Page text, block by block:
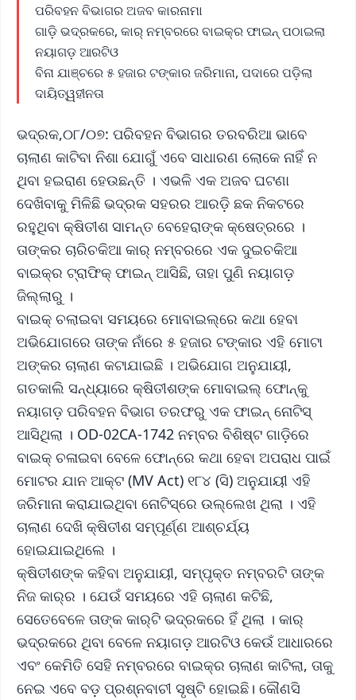
ପରିବହନ ବିଭାଗର ଅଜବ କାରନାମା
ଗାଡ଼ି ଭଦ୍ରକରେ, କାର୍‌ ନମ୍ବରରେ ବାଇକ୍‌ର ଫାଇନ୍‌ ପଠାଇଲା
ନୟାଗଡ଼ ଆରଟିଓ
ବିନା ଯାଞ୍ଚରେ ୫ ହଜାର ଟଙ୍କାର ଜରିମାନା, ପଦାରେ ପଡ଼ିଲା
ଦାୟିତ୍ୱହୀନତା
ଭଦ୍ରକ,୦୮/୦୭: ପରିବହନ ବିଭାଗର ତରବରିଆ ଭାବେ
ଚାଲାଣ କାଟିବା ନିଶା ଯୋଗୁଁ ଏବେ ସାଧାରଣ ଲୋକେ ନାହିଁ ନ
ଥିବା ହଇରାଣ ହେଉଛନ୍ତି । ଏଭଳି ଏକ ଅଜବ ଘଟଣା
ଦେଖିବାକୁ ମିଳିଛି ଭଦ୍ରକ ସହରର ଆରଡ଼ି ଛକ ନିକଟରେ
ରହୁଥିବା କ୍ଷିତୀଶ ସାମନ୍ତ ବେହେରାଙ୍କ କ୍ଷେତ୍ରରେ ।
ତାଙ୍କର ଚାରିଚକିଆ କାର୍‌ ନମ୍ବରରେ ଏକ ଦୁଇଚକିଆ
ବାଇକ୍‌ର ଟ୍ରାଫିକ୍ ଫାଇନ୍ ଆସିଛି, ତାହା ପୁଣି ନୟାଗଡ଼
ଜିଲ୍ଲାରୁ ।
ବାଇକ୍ ଚଲାଇବା ସମୟରେ ମୋବାଇଲ୍‌ରେ କଥା ହେବା
ଅଭିଯୋଗରେ ତାଙ୍କ ନାଁରେ ୫ ହଜାର ଟଙ୍କାର ଏହି ମୋଟା
ଅଙ୍କର ଚାଲାଣ କଟାଯାଇଛି । ଅଭିଯୋଗ ଅନୁଯାୟୀ,
ଗତକାଲି ସନ୍ଧ୍ୟାରେ କ୍ଷିତୀଶଙ୍କ ମୋବାଇଲ୍ ଫୋନ୍‌କୁ
ନୟାଗଡ଼ ପରିବହନ ବିଭାଗ ତରଫରୁ ଏକ ଫାଇନ୍ ନୋଟିସ୍
ଆସିଥିଲା । OD-02CA-1742 ନମ୍ବର ବିଶିଷ୍ଟ ଗାଡ଼ିରେ
ବାଇକ୍ ଚଳାଇବା ବେଳେ ଫୋନ୍‌ରେ କଥା ହେବା ଅପରାଧ ପାଇଁ
ମୋଟର ଯାନ ଆକ୍ଟ (MV Act) ୧୮୪ (ସି) ଅନୁଯାୟୀ ଏହି
ଜରିମାନା କରାଯାଇଥିବା ନୋଟିସ୍‌ରେ ଉଲ୍ଲେଖ ଥିଲା । ଏହି
ଚାଲାଣ ଦେଖି କ୍ଷିତୀଶ ସମ୍ପୂର୍ଣ୍ଣ ଆଶ୍ଚର୍ଯ୍ୟ
ହୋଇଯାଇଥିଲେ ।
କ୍ଷିତୀଶଙ୍କ କହିବା ଅନୁଯାୟୀ, ସମ୍ପୃକ୍ତ ନମ୍ବରଟି ତାଙ୍କ
ନିଜ କାର୍‌ର । ଯେଉଁ ସମୟରେ ଏହି ଚାଲାଣ କଟିଛି,
ସେତେବେଳେ ତାଙ୍କ କାର୍‌ଟି ଭଦ୍ରକରେ ହିଁ ଥିଲା । କାର୍‌
ଭଦ୍ରକରେ ଥିବା ବେଳେ ନୟାଗଡ଼ ଆରଟିଓ କେଉଁ ଆଧାରରେ
ଏବଂ କେମିତି ସେହି ନମ୍ବରରେ ବାଇକ୍‌ର ଚାଲାଣ କାଟିଲା, ତାକୁ
ନେଇ ଏବେ ବଡ଼ ପ୍ରଶ୍ନବାଚୀ ସୃଷ୍ଟି ହୋଇଛି। କୌଣସି